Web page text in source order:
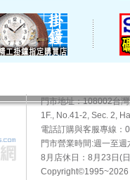
門市地址：108002台
1F., No.41-2, Sec. 2,
電話訂購與客服專線
門市營業時間:週一至
8月店休日：8月23日(
Copyright©1995~2026